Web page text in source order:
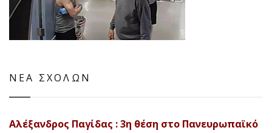
ΝΕΑ ΣΧΟΛΩΝ
Αλέξανδρος Παγίδας : 3η θέση στο Πανευρωπαϊκό